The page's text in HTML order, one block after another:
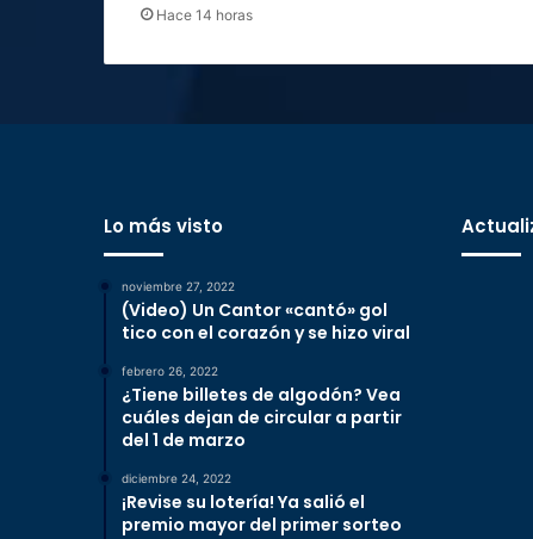
Hace 14 horas
Lo más visto
noviembre 27, 2022
(Video) Un Cantor «cantó» gol
tico con el corazón y se hizo viral
febrero 26, 2022
¿Tiene billetes de algodón? Vea
cuáles dejan de circular a partir
del 1 de marzo
diciembre 24, 2022
¡Revise su lotería! Ya salió el
premio mayor del primer sorteo